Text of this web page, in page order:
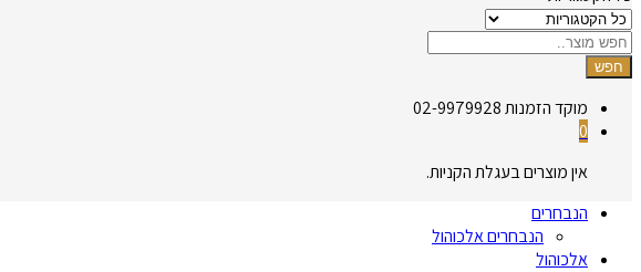
חפש
מוקד הזמנות02-9979928
0
אין מוצרים בעגלת הקניות.
הנבחרים
הנבחרים אלכוהול
אלכוהול